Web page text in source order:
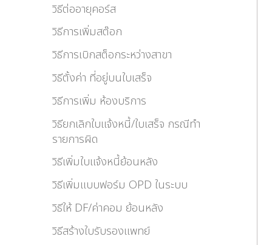
วิธีต่ออายุคอร์ส
วิธีการเพิ่มสต๊อก
วิธีการเบิกสต็อกระหว่างสาขา
วิธีตั้งค่า ที่อยู่บนใบเสร็จ
วิธีการเพิ่ม ห้องบริการ
วิธียกเลิกใบแจ้งหนี้/ใบเสร็จ กรณีทำ
รายการผิด
วิธีเพิ่มใบแจ้งหนี้ย้อนหลัง
วิธีเพิ่มแบบฟอร์ม OPD ในระบบ
วิธีให้ DF/ค่าคอม ย้อนหลัง
วิธีสร้างใบรับรองแพทย์